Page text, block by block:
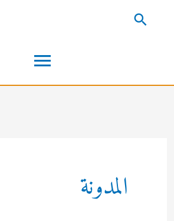
القائمة
الرئيسية
البحث
المدونة